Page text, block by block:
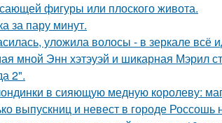
фигуры или плоского живота.
за пару минут.
уложила волосы - в зеркале всё
мной Энн хэтэуэй и шикарная Мэрил
2".
в сияющую медную королеву:
выпускниц и невест в городе